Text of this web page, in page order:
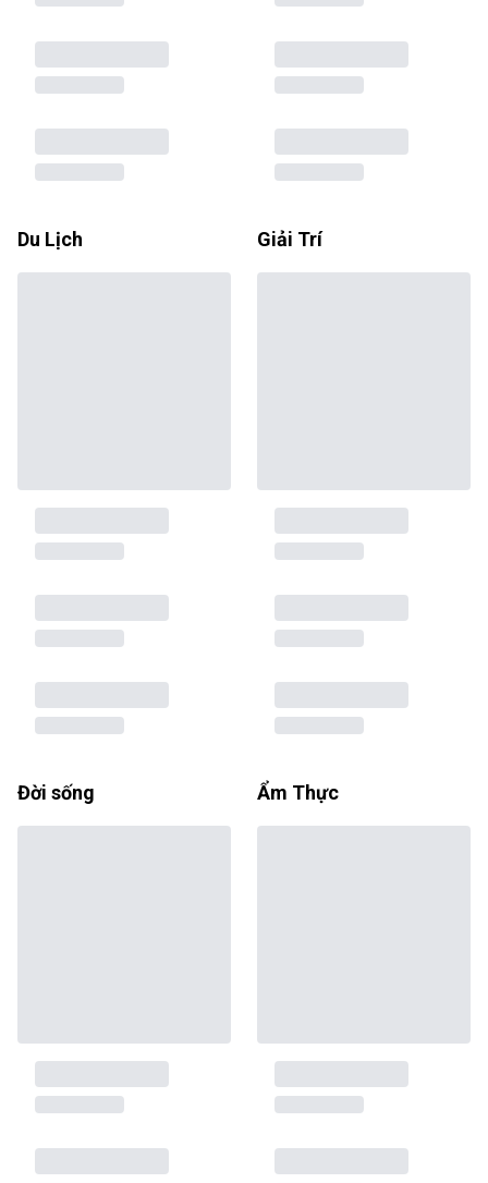
Du Lịch Giải Trí
Đời sống Ẩm Thực